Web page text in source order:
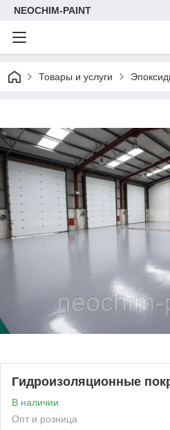
NEOCHIM-PAINT
Товары и услуги
Гидроизоляционные
В наличии
Опт и розница